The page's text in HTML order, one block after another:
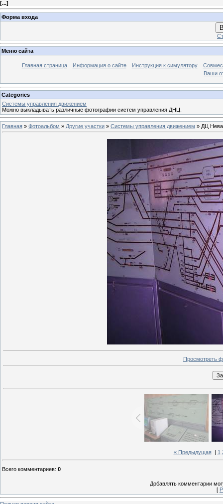
[...]
Форма входа
Меню сайта
Главная страница Информация о сайте Инструкция к симулятору
Ваши
Categories
Системы управления движением
Можно выкладывать различные фотографии систем управления ДНЦ.
Главная » Фотоальбом » Другие участки » Системы управления движением » ДЦ Нева
Просмотреть
« Предыдущая| 1
Всего комментариев: 0
Добавлять комментарии
[